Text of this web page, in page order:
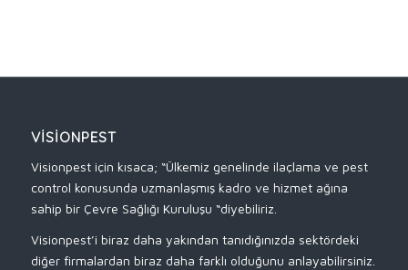
VISIONPEST
Visionpest için kısaca; “Ülkemiz genelinde ilaçlama ve pest
control konusunda uzmanlaşmış kadro ve hizmet ağına
sahip bir Çevre Sağlığı Kuruluşu “diyebiliriz.
Visionpest’i biraz daha yakından tanıdığınızda sektördeki
diğer firmalardan biraz daha farklı olduğunu anlayabilirsiniz.